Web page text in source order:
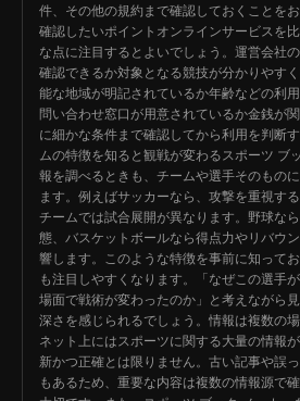
件、その他の規約まで確認しておくことを
確認したいポイントオンラインサービスを
な点に注目するとよいでしょう。運営会社
確認できるか対象となる競技が分かりやす
能な地域が明記されているか年齢などの利
問い合わせ窓口が用意されているか金銭が
に細かな条件まで確認してから利用を判断
ムの特徴を知ると観戦が変わるスポーツ ブ
報を調べるときも、チームや選手そのもの
ます。例えばサッカーなら、攻撃を重視す
チームでは試合展開が異なります。野球な
態、バスケットボールなら得点力やリバウ
響します。このような特徴を事前に知って
も注目しやすくなります。「なぜこの選手
場面で戦術が変わったのか」と考えながら
深さを感じられるでしょう。情報は複数の
ネット上にはスポーツに関する大量の情報
新かつ正確とは限りません。古い記事や誤
もあるため、重要な内容は複数の情報源で